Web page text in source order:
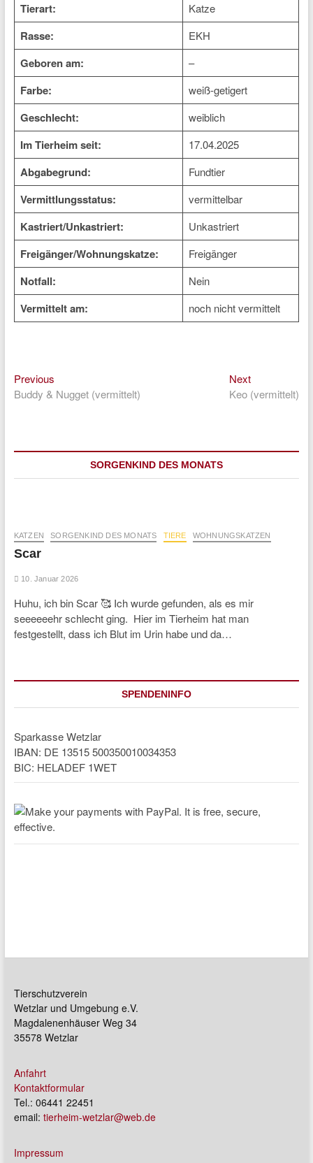
Tierart: Katze
Rasse: EKH
Geboren am: –
Farbe: weiß-getigert
Geschlecht: weiblich
Im Tierheim seit: 17.04.2025
Abgabegrund: Fundtier
Vermittlungsstatus: vermittelbar
Kastriert/Unkastriert: Unkastriert
Freigänger/Wohnungskatze: Freigänger
Notfall: Nein
Vermittelt am: noch nicht vermittelt
Beitragsnavigation
PreviousPrevious
post:
Buddy & Nugget (vermittelt)
NextNext
post:
Keo (vermittelt)
SORGENKIND DES MONATS
KATZEN SORGENKIND DES MONATS TIERE WOHNUNGSKATZEN
Scar
10. Januar 2026
Huhu, ich bin Scar 🥰 Ich wurde gefunden, als es mir
seeeeeehr schlecht ging. Hier im Tierheim hat man
festgestellt, dass ich Blut im Urin habe und da…
SPENDENINFO
Sparkasse Wetzlar
IBAN: DE 13515 500350010034353
BIC: HELADEF 1WET
Tierschutzverein
Wetzlar und Umgebung e.V.
Magdalenenhäuser Weg 34
35578 Wetzlar
Anfahrt
Kontaktformular
Tel.: 06441 22451
email: tierheim-wetzlar@web.de
Impressum